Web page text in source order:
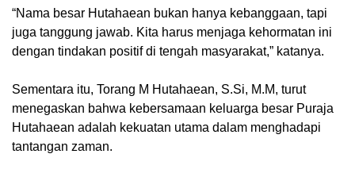
‎“Nama besar Hutahaean bukan hanya kebanggaan, tapi
juga tanggung jawab. Kita harus menjaga kehormatan ini
dengan tindakan positif di tengah masyarakat,” katanya.
‎Sementara itu, Torang M Hutahaean, S.Si, M.M, turut
menegaskan bahwa kebersamaan keluarga besar Puraja
Hutahaean adalah kekuatan utama dalam menghadapi
tantangan zaman.